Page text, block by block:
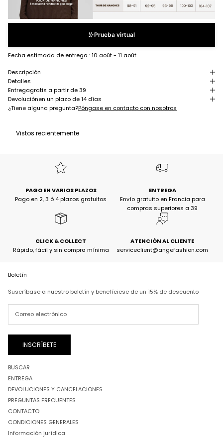
Prueba virtual
Fecha estimada de entrega :10 août - 11 août
Descripción
Detalles
Entregagratis a partir de 39
Devoluciónen un plazo de 14 días
¿Tiene alguna pregunta?Póngase en contacto con nosotros
Vistos recientemente
PAGO EN VARIOS PLAZOS
Pago en 2, 3 ó 4 plazos gratuitos
ENTREGA
Envío gratuito en Francia para
compras superiores a 39
CLICK & COLLECT
Rápido, fácil y sin compra mínima
ATENCIÓN AL CLIENTE
serviceclient@angefashion.com
Boletín
Suscríbase a nuestro boletín y benefíciese de un 15% de descuento
INSCRÍBETE
BUSCAR
ENTREGA
DEVOLUCIONES Y CANCELACIONES
PREGUNTAS FRECUENTES
CONTACTO
CONDICIONES GENERALES
Información jurídica